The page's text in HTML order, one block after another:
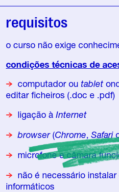
requisitos
o curso não exige
condições técnicas de
computador ou tablet
editar ficheiros (.doc e .pdf)
ligação à Internet
browser(Chrome, Safari
microfone e câmara
não é necessário
informáticos